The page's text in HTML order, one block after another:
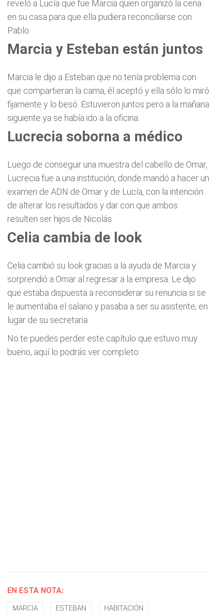
reveló a Lucía que fue Marcia quien organizó la cena
en su casa para que ella pudiera reconciliarse con
Pablo.
Marcia y Esteban están juntos
Marcia le dijo a Esteban que no tenía problema con
que compartieran la cama, él aceptó y ella sólo lo miró
fijamente y lo besó. Estuvieron juntos pero a la mañana
siguiente ya se había ido a la oficina.
Lucrecia soborna a médico
Luego de conseguir una muestra del cabello de Omar,
Lucrecia fue a una institución, donde mandó a hacer un
examen de ADN de Omar y de Lucía, con la intención
de alterar los resultados y dar con que ambos
resulten ser hijos de Nicolás.
Celia cambia de look
Celia cambió su look gracias a la ayuda de Marcia y
sorprendió a Omar al regresar a la empresa. Le dijo
que estaba dispuesta a reconsiderar su renuncia si se
le aumentaba el salario y pasaba a ser su asistente, en
lugar de su secretaria.
No te puedes perder este capítulo que estuvo muy
bueno, aquí lo podrás ver completo:
EN ESTA NOTA:
MARCIA ESTEBAN HABITACIÓN